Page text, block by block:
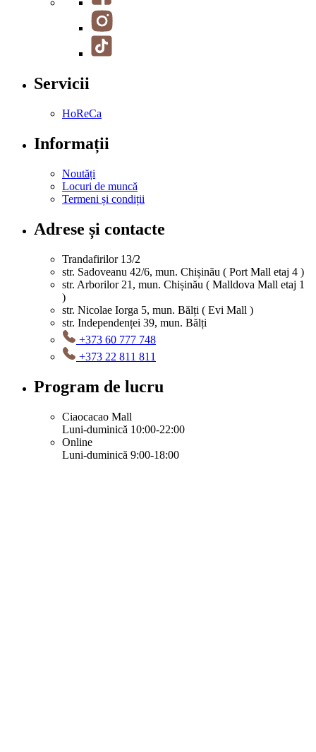
Servicii
HoReCa
Informații
Noutăți
Locuri de muncă
Termeni și condiții
Adrese și contacte
Trandafirilor 13/2
str. Sadoveanu 42/6, mun. Chișinău ( Port Mall etaj 4 )
str. Arborilor 21, mun. Chișinău ( Malldova Mall etaj 1
)
str. Nicolae Iorga 5, mun. Bălți ( Evi Mall )
str. Independenței 39, mun. Bălți
+373 60 777 748
+373 22 811 811
Program de lucru
Ciaocacao Mall
Luni-duminică 10:00-22:00
Online
Luni-duminică 9:00-18:00